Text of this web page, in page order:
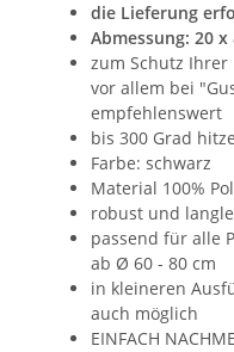
die Lieferung
Abmessung: 20 x
zum Schutz Ihrer
vor allem bei
empfehlenswert
bis 300 Grad
Farbe: schwarz
Material 100%
robust und
passend für alle
ab Ø 60 - 80 cm
in kleineren
auch möglich
EINFACH